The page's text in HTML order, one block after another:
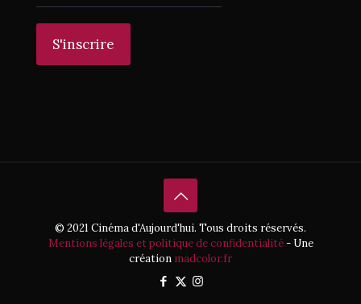
© 2021 Cinéma d'Aujourd'hui. Tous droits réservés.
Mentions légales et politique de confidentialité- Une
création madcolor.fr